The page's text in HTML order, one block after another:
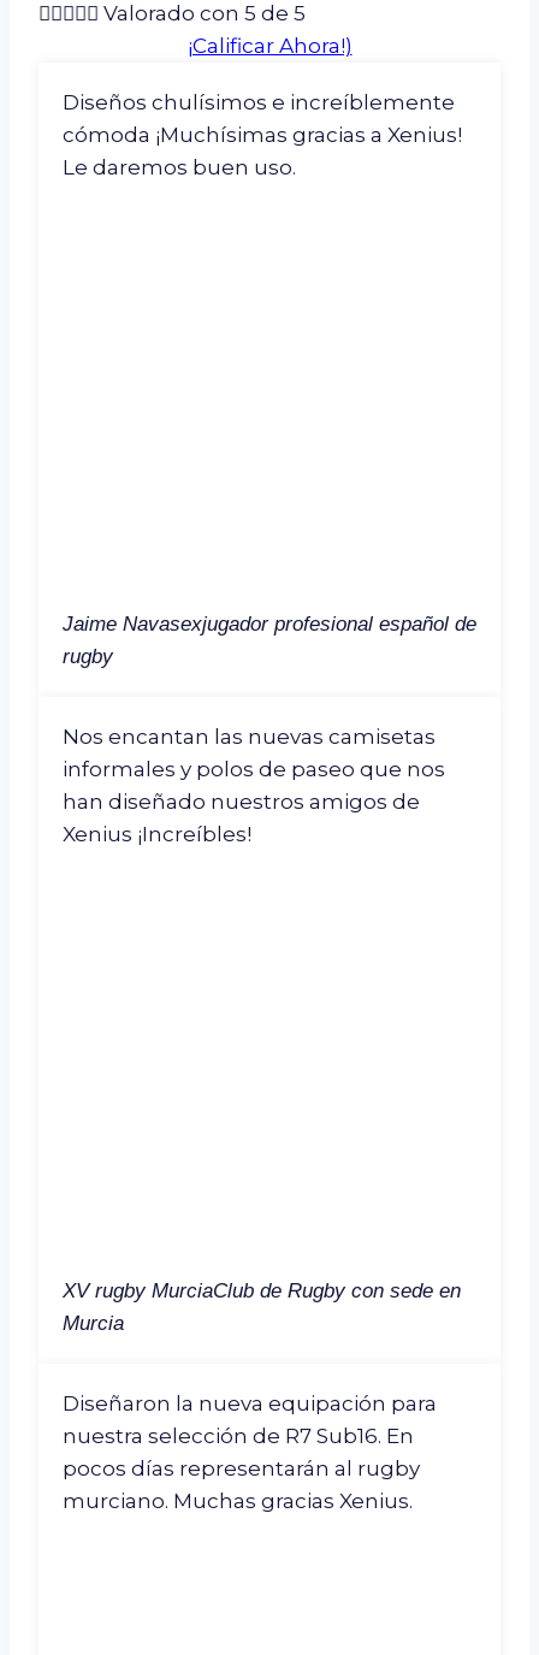
 Valorado con 5 de 5
¡Calificar Ahora!)
Diseños chulísimos e increíblemente
cómoda ¡Muchísimas gracias a Xenius!
Le daremos buen uso.
Jaime Navasexjugador profesional español de
rugby
Nos encantan las nuevas camisetas
informales y polos de paseo que nos
han diseñado nuestros amigos de
Xenius ¡Increíbles!
XV rugby MurciaClub de Rugby con sede en
Murcia
Diseñaron la nueva equipación para
nuestra selección de R7 Sub16. En
pocos días representarán al rugby
murciano. Muchas gracias Xenius.